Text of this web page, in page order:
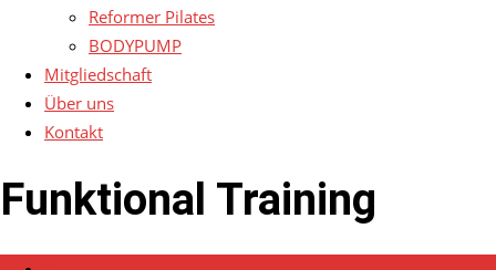
Reformer Pilates
BODYPUMP
Mitgliedschaft
Über uns
Kontakt
Funktional Training